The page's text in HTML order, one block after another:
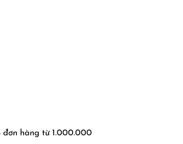
đơn hàng từ 1.000.000